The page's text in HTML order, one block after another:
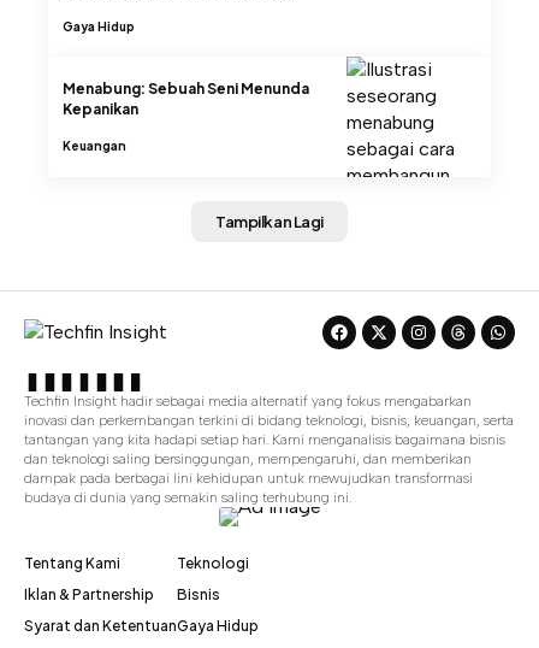
Gaya Hidup
Menabung: Sebuah Seni Menunda
Kepanikan
Keuangan
Tampilkan Lagi
Techfin Insight hadir sebagai media alternatif yang fokus mengabarkan
inovasi dan perkembangan terkini di bidang teknologi, bisnis, keuangan, serta
tantangan yang kita hadapi setiap hari. Kami menganalisis bagaimana bisnis
dan teknologi saling bersinggungan, mempengaruhi, dan memberikan
dampak pada berbagai lini kehidupan untuk mewujudkan transformasi
budaya di dunia yang semakin saling terhubung ini.
Tentang Kami
Iklan & Partnership
Syarat dan Ketentuan
Teknologi
Bisnis
Gaya Hidup